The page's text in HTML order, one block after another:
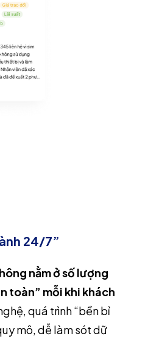
24/7”
nằm ở số lượng
toàn” mỗi khi khách
quá trình “bền bỉ
mô, dễ làm sót dữ